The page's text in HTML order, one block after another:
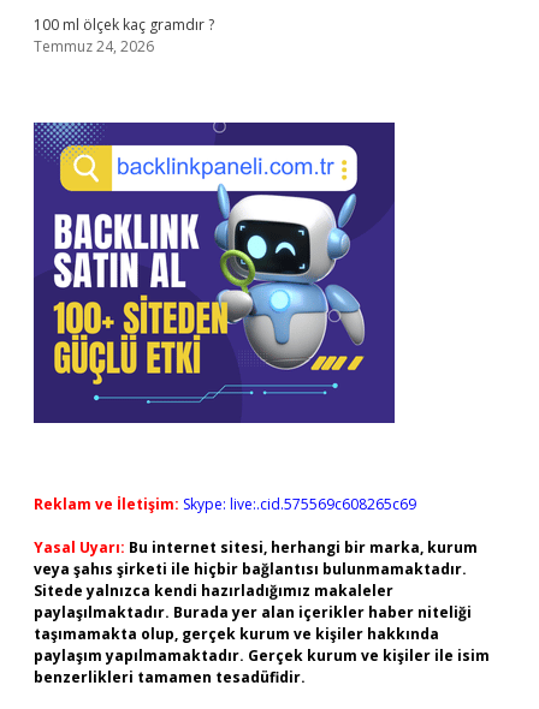
100 ml ölçek kaç gramdır ?
Temmuz 24, 2026
Reklam ve İletişim: Skype: live:.cid.575569c608265c69
Yasal Uyarı: Bu internet sitesi, herhangi bir marka, kurum
veya şahıs şirketi ile hiçbir bağlantısı bulunmamaktadır.
Sitede yalnızca kendi hazırladığımız makaleler
paylaşılmaktadır. Burada yer alan içerikler haber niteliği
taşımamakta olup, gerçek kurum ve kişiler hakkında
paylaşım yapılmamaktadır. Gerçek kurum ve kişiler ile isim
benzerlikleri tamamen tesadüfidir.